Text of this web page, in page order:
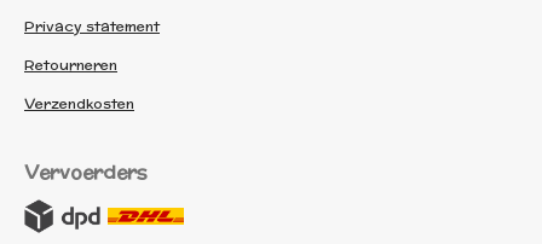
Privacy statement
Retourneren
Verzendkosten
Vervoerders